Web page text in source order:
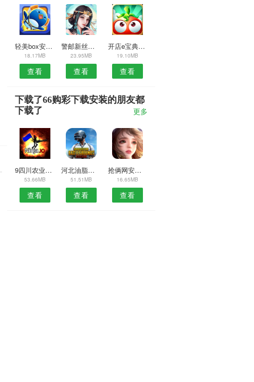
轻美box安卓版
18.17MB
查看
警邮新丝路APP
23.95MB
查看
开店e宝典安卓版
19.10MB
查看
下载了66购彩下载安装的朋友都
下载了
更多
9四川农业种植网APP
53.66MB
查看
河北油脂香油APP
51.51MB
查看
抢俩网安卓版
16.65MB
查看